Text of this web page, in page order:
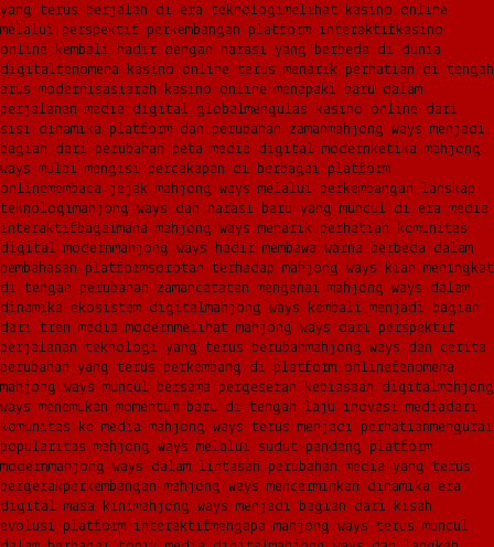
yang terus berjalan di era teknologimelihat kasino online
melalui perspektif perkembangan platform interaktif kasino
online kembali hadir dengan narasi yang berbeda di dunia
digitalfenomena kasino online terus menarik perhatian di tengah
arus modernisasiarah kasino online menapaki baru dalam
perjalanan media digital globalmengulas kasino online dari
sisi dinamika platform dan perubahan zamanmahjong ways menjadi
bagian dari perubahan peta media digital modern ketika mahjong
ways mulai mengisi percakapan di berbagai platform
onlinemembaca jejak mahjong ways melalui perkembangan lanskap
teknologimahjong ways dan narasi baru yang muncul di era media
interaktif bagaimana mahjong ways menarik perhatian komunitas
digital modernmahjong ways hadir membawa warna berbeda dalam
pembahasan platformsorotan terhadap mahjong ways kian meningkat
di tengah perubahan zamancatatan mengenai mahjong ways dalam
dinamika ekosistem digitalmahjong ways kembali menjadi bagian
dari tren media modernmelihat mahjong ways dari perspektif
perjalanan teknologi yang terus berubahmahjong ways dan cerita
perubahan yang terus berkembang di platform onlinefenomena
mahjong ways muncul bersama pergeseran kebiasaan digitalmahjong
ways menemukan momentum baru di tengah laju inovasi mediadari
komunitas ke media mahjong ways terus menjadi perhatianmengurai
popularitas mahjong ways melalui sudut pandang platform
modernmahjong ways dalam lintasan perubahan media yang terus
bergerakperkembangan mahjong ways mencerminkan dinamika era
digital masa kinimahjong ways menjadi bagian dari kisah
evolusi platform interaktifmengapa mahjong ways terus muncul